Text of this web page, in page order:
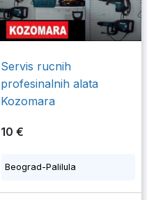
Servis rucnih
profesinalnih alata
Kozomara
10 €
Beograd-Palilula